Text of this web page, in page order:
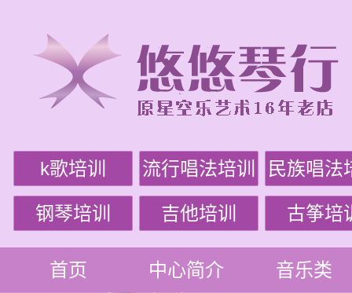
k歌培训 流行唱法培训 民族唱法
钢琴培训 吉他培训 古筝培
首页 中心简介 音乐类